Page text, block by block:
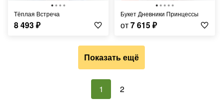
Тёплая Встреча
8 493₽
Букет Дневники Принцессы
от7 615₽
Показать ещё
1 2